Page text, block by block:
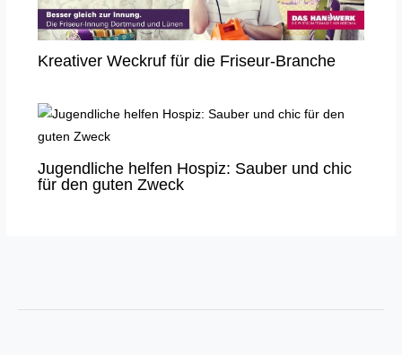
Kreativer Weckruf für die Friseur-Branche
Jugendliche helfen Hospiz: Sauber und chic
für den guten Zweck